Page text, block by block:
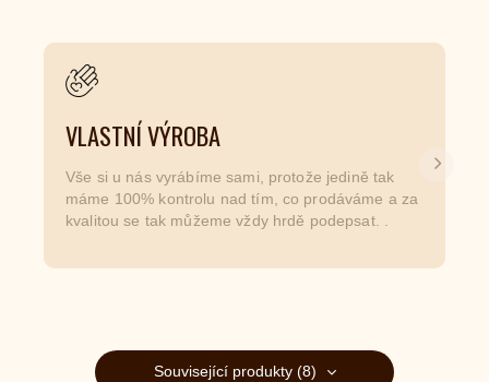
VLASTNÍ VÝROBA
Vše si u nás vyrábíme sami, protože jedině tak
máme 100% kontrolu nad tím, co prodáváme a za
kvalitou se tak můžeme vždy hrdě podepsat. .
Další
Související produkty (8)